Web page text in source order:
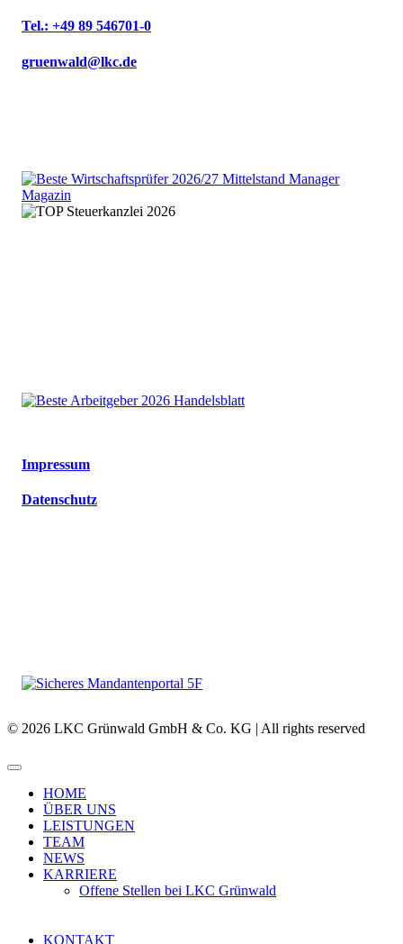
Tel.: +49 89 546701-0
gruenwald@lkc.de
Impressum
Datenschutz
© 2026 LKC Grünwald GmbH & Co. KG | All rights reserved
HOME
ÜBER UNS
LEISTUNGEN
TEAM
NEWS
KARRIERE
Offene Stellen bei LKC Grünwald
KONTAKT